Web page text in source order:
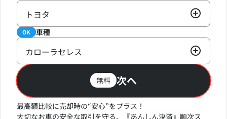
トヨタ
必須 車種
OK
カローラセレス
無料 次へ
最高額比較に売却時の“安心”をプラス！
大切なお車の安全な取引を守る、『あんしん決済』順次ス